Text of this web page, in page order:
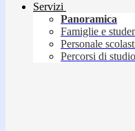
Servizi
Panoramica
Famiglie e
Personale
Percorsi di studio